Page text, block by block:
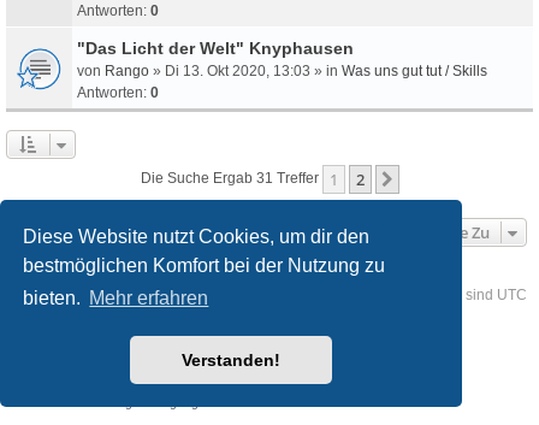
Diese Website nutzt Cookies, um dir den
bestmöglichen Komfort bei der Nutzung zu
bieten. Mehr erfahren
Verstanden!
Antworten: 0
"Das Licht der Welt" Knyphausen
von Rango » Di 13. Okt 2020, 13:03 » in Was uns gut tut / Skills
Antworten: 0
Die Suche Ergab 31 Treffer 1 2
Gehe Zu
Foren-Übersicht Kontakt Alle Zeiten sind UTC
® Forum Software © phpBB Limited
phpBB.de
created by INVENTEA & v12mike